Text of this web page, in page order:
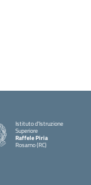
Istituto d'Istruzione
Superiore
Raffele Piria
Rosarno (RC)